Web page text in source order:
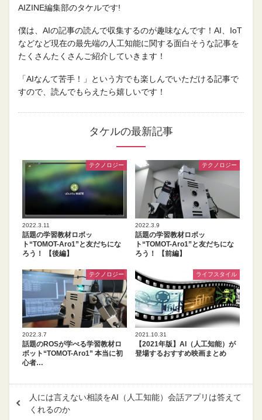
AIZINE編集部のタケルです!
僕は、AIの記事の読んで収集するのが趣味なんです！AI、IoT
などなど現在の最先端の人工知能に関する面白そうな記事を
たくさんたくさんご紹介していきます！
「AIなんて苦手！」という方でも楽しんでいただける記事で
すので、読んでもらえたら嬉しいです！
タケルの最新記事
テクノロジー
2022.3.11
話題の学習教材ロボッ
ト“TOMOT-Aro1”と友だちにな
ろう！ 【後編】
テクノロジー
2022.3.9
話題の学習教材ロボッ
ト“TOMOT-Aro1”と友だちにな
ろう！ 【前編】
テクノロジー
2022.3.7
話題のROSが学べる学習教材ロ
ボット“TOMOT-Aro1” 本当に初
心者…
ライフスタイル
2021.10.31
【2021年版】AI（人工知能）が
登場するおすすめ映画まとめ
人には言えない相談をAI（人工知能）会話アプリは答えて
くれるのか